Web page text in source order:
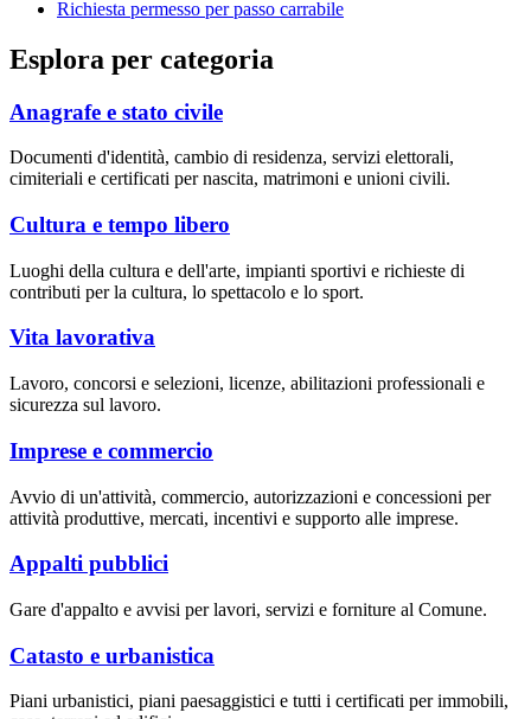
Richiesta permesso per passo carrabile
Esplora per categoria
Anagrafe e stato civile
Documenti d'identità, cambio di residenza, servizi elettorali,
cimiteriali e certificati per nascita, matrimoni e unioni civili.
Cultura e tempo libero
Luoghi della cultura e dell'arte, impianti sportivi e richieste di
contributi per la cultura, lo spettacolo e lo sport.
Vita lavorativa
Lavoro, concorsi e selezioni, licenze, abilitazioni professionali e
sicurezza sul lavoro.
Imprese e commercio
Avvio di un'attività, commercio, autorizzazioni e concessioni per
attività produttive, mercati, incentivi e supporto alle imprese.
Appalti pubblici
Gare d'appalto e avvisi per lavori, servizi e forniture al Comune.
Catasto e urbanistica
Piani urbanistici, piani paesaggistici e tutti i certificati per immobili,